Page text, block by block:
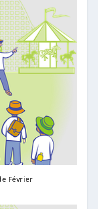
Février